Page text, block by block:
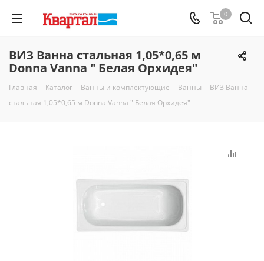
0
ВИЗ Ванна стальная 1,05*0,65 м
Donna Vanna " Белая Орхидея"
Главная - Каталог - Ванны и комплектующие - Ванны - ВИЗ Ванна
стальная 1,05*0,65 м Donna Vanna " Белая Орхидея"